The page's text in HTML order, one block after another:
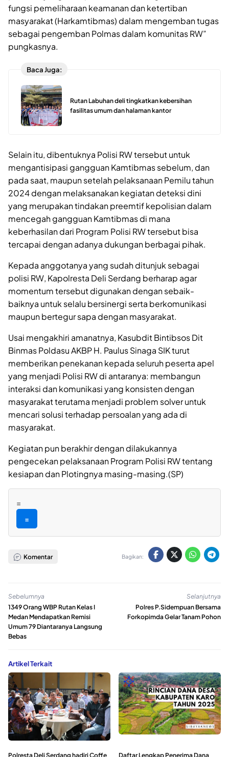
fungsi pemeliharaan keamanan dan ketertiban
masyarakat (Harkamtibmas) dalam mengemban tugas
sebagai pengemban Polmas dalam komunitas RW”
pungkasnya.
Baca Juga:
Rutan Labuhan deli tingkatkan kebersihan
fasilitas umum dan halaman kantor
Selain itu, dibentuknya Polisi RW tersebut untuk
mengantisipasi gangguan Kamtibmas sebelum, dan
pada saat, maupun setelah pelaksanaan Pemilu tahun
2024 dengan melaksanakan kegiatan deteksi dini
yang merupakan tindakan preemtif kepolisian dalam
mencegah gangguan Kamtibmas di mana
keberhasilan dari Program Polisi RW tersebut bisa
tercapai dengan adanya dukungan berbagai pihak.
Kepada anggotanya yang sudah ditunjuk sebagai
polisi RW, Kapolresta Deli Serdang berharap agar
momentum tersebut digunakan dengan sebaik-
baiknya untuk selalu bersinergi serta berkomunikasi
maupun bertegur sapa dengan masyarakat.
Usai mengakhiri amanatnya, Kasubdit Bintibsos Dit
Binmas Poldasu AKBP H. Paulus Sinaga SIK turut
memberikan penekanan kepada seluruh peserta apel
yang menjadi Polisi RW di antaranya: membangun
interaksi dan komunikasi yang konsisten dengan
masyarakat terutama menjadi problem solver untuk
mencari solusi terhadap persoalan yang ada di
masyarakat.
Kegiatan pun berakhir dengan dilakukannya
pengecekan pelaksanaan Program Polisi RW tentang
kesiapan dan Plotingnya masing-masing.(SP)
=
=
Komentar Bagikan:
Sebelumnya
1349 Orang WBP Rutan Kelas I
Medan Mendapatkan Remisi
Umum 79 Diantaranya Langsung
Bebas
Selanjutnya
Polres P.Sidempuan Bersama
Forkopimda Gelar Tanam Pohon
Artikel Terkait
Polresta Deli Serdang hadiri Coffe Daftar Lengkap Penerima Dana